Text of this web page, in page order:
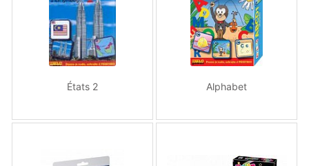
États 2 Alphabet